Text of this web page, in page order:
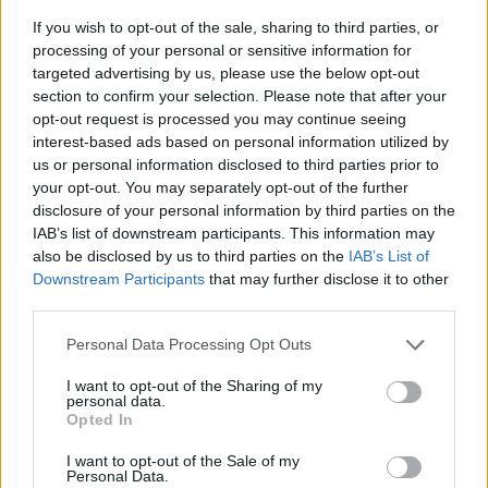
If you wish to opt-out of the sale, sharing to third parties, or
processing of your personal or sensitive information for
targeted advertising by us, please use the below opt-out
section to confirm your selection. Please note that after your
opt-out request is processed you may continue seeing
interest-based ads based on personal information utilized by
us or personal information disclosed to third parties prior to
your opt-out. You may separately opt-out of the further
disclosure of your personal information by third parties on the
IAB’s list of downstream participants. This information may
also be disclosed by us to third parties on the IAB’s List of
Downstream Participants that may further disclose it to other
Personal Data Processing Opt Outs
I want to opt-out of the Sharing of my
personal data.
Opted In
I want to opt-out of the Sale of my
Personal Data.
Van néhány Clorox részvényem az osztalék portfóliómban,
mert 48 éves osztalékemelési múltja van, és 2025 végén
úgy láttam, hogy jó áron meg tudom venni ezt a majdnem
dividend king-et. Azt
HOLDBLOG
Kevesebb alkoholt iszunk, mint a régió, a
következmények terén viszont az élbolyban
vagyunk
Lehet, hogy nem azok isznak a legtöbbet, akikről a
statisztikák ezt állítják - és az sem biztos, hogy a kevesebb
elfogyasztott alkohol kisebb társadalmi kárral... The post
Kevesebb alkoholt iszunk
RSM BLOG
2026-os nyári adóváltozások: fontos változások, de
ez még csak a kezdet
Helyreállítási és Ellenállóképességi Tervhez (RRF), egyes
kormányprogramokhoz és kormányhatározatokhoz
Feltöri a kriptót az AI?